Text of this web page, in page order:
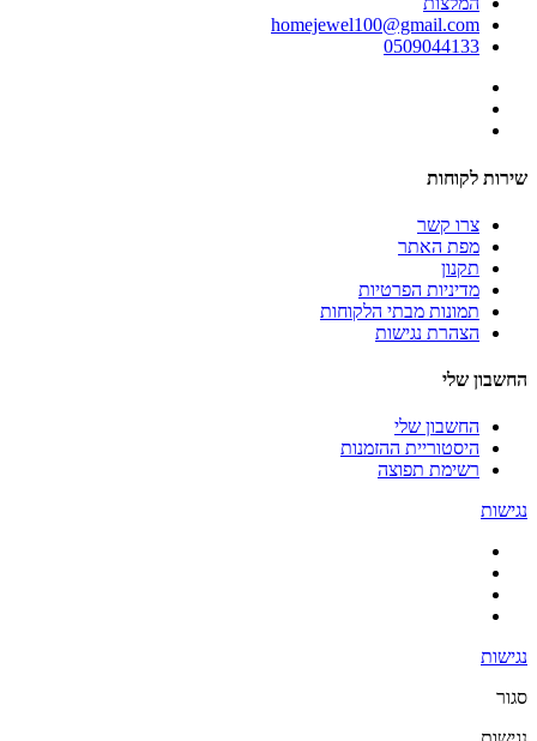
homejewel100@gmail.com
0509044133
שירות לקוחות
צרו קשר
מפת האתר
תקנון
מדיניות הפרטיות
תמונות מבתי הלקוחות
הצהרת נגישות
החשבון שלי
החשבון שלי
היסטוריית ההזמנות
רשימת תפוצה
נגישות
נגישות
סגור